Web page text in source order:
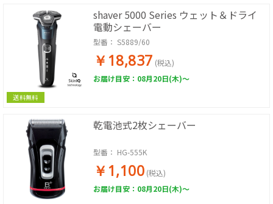
送料無料
shaver 5000 Series ウェット＆ドライ
電動シェーバー
型番： S5889/60
￥18,837 (税込)
お届け目安：08月20日(木)～
乾電池式2枚シェーバー
型番： HG-555K
￥1,100 (税込)
お届け目安：08月20日(木)～